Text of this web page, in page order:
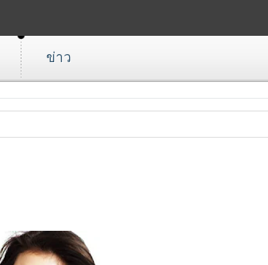
ข่าว